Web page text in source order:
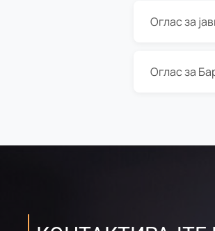
Оглас за